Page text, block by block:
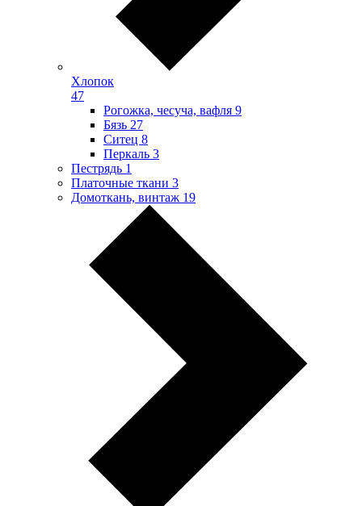
Хлопок
47
Рогожка, чесуча, вафля 9
Бязь 27
Ситец 8
Перкаль 3
Пестрядь 1
Платочные ткани 3
Домоткань, винтаж 19